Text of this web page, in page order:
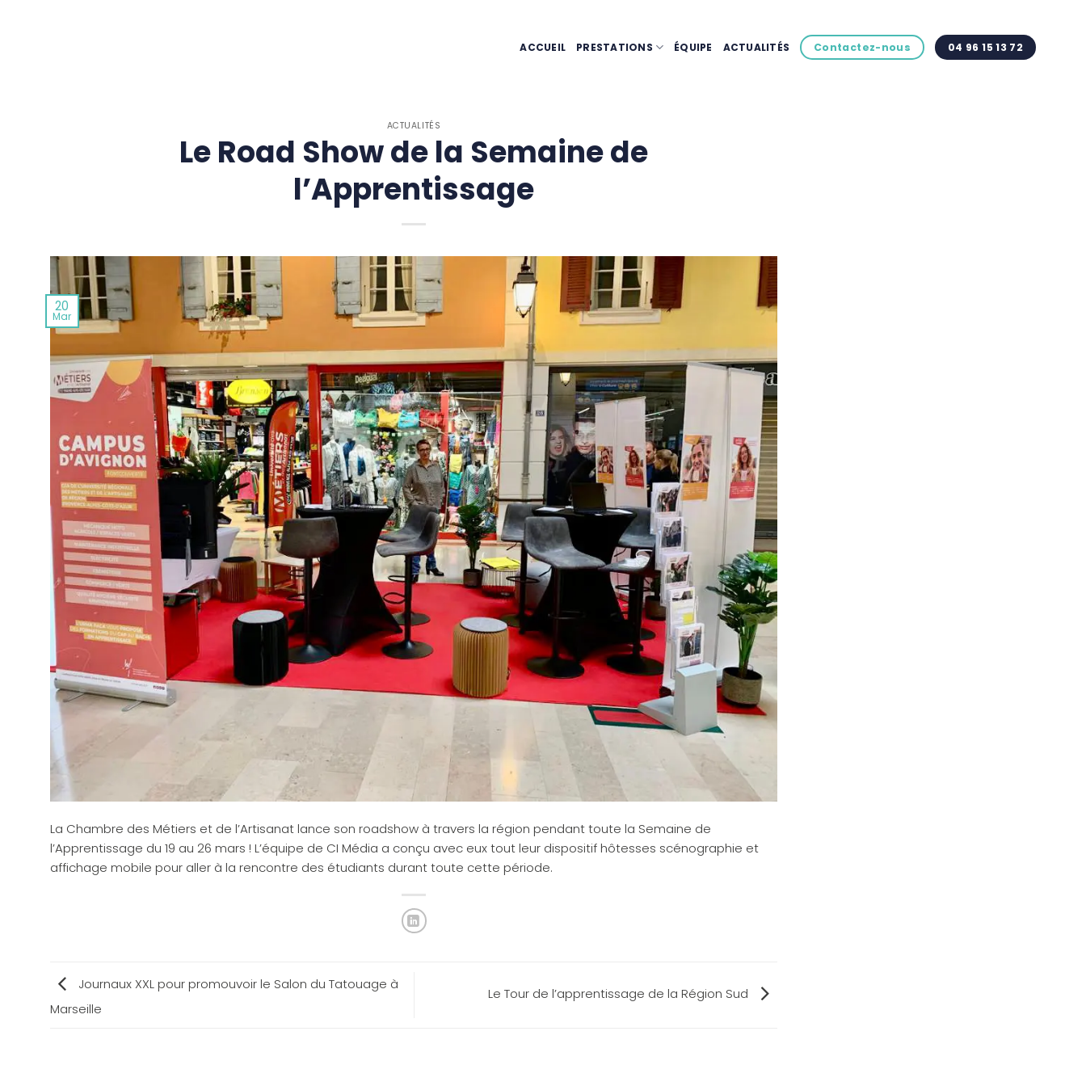
ACCUEIL PRESTATIONS ÉQUIPE ACTUALITÉS Contactez-nous 04 96 15 13 72
ACTUALITÉS
Le Road Show de la Semaine de
l’Apprentissage
20
Mar
La Chambre des Métiers et de l’Artisanat lance son roadshow à travers la région pendant toute la Semaine de
l’Apprentissage du 19 au 26 mars ! L’équipe de CI Média a conçu avec eux tout leur dispositif hôtesses scénographie et
affichage mobile pour aller à la rencontre des étudiants durant toute cette période.
Journaux XXL pour promouvoir le Salon du Tatouage à
Marseille
Le Tour de l’apprentissage de la Région Sud